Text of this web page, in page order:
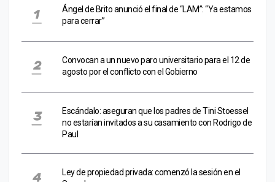
Ángel de Brito anunció el final de “LAM”: “Ya estamos
para cerrar”
Convocan a un nuevo paro universitario para el 12 de
agosto por el conflicto con el Gobierno
Escándalo: aseguran que los padres de Tini Stoessel
no estarían invitados a su casamiento con Rodrigo de
Paul
Ley de propiedad privada: comenzó la sesión en el